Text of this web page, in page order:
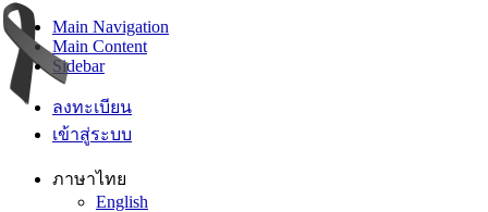
Main Navigation
Main Content
Sidebar
ลงทะเบียน
เข้าสู่ระบบ
ภาษาไทย
English